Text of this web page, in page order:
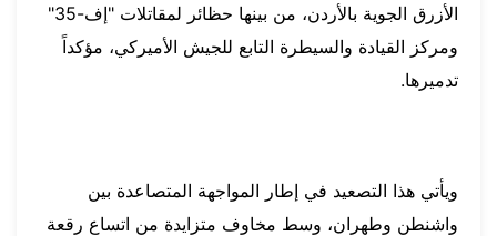
الأزرق الجوية بالأردن، من بينها حظائر لمقاتلات "إف-35"
ومركز القيادة والسيطرة التابع للجيش الأميركي، مؤكداً
تدميرها.
ويأتي هذا التصعيد في إطار المواجهة المتصاعدة بين
واشنطن وطهران، وسط مخاوف متزايدة من اتساع رقعة